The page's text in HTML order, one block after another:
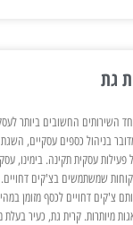
גת
השירותים החשובים ביותר
בניהול כספים עסקיים,
עסקית תקינה. בימינו,
שמשתמשים בצ'קים דחויים.
צ'קים דחויים לכסף מזומן
מיותרות. קרית גת, כעיר בעלת